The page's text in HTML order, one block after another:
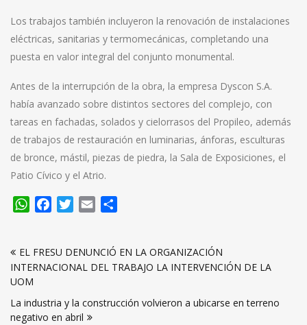
Los trabajos también incluyeron la renovación de instalaciones
eléctricas, sanitarias y termomecánicas, completando una
puesta en valor integral del conjunto monumental.
Antes de la interrupción de la obra, la empresa Dyscon S.A.
había avanzado sobre distintos sectores del complejo, con
tareas en fachadas, solados y cielorrasos del Propileo, además
de trabajos de restauración en luminarias, ánforas, esculturas
de bronce, mástil, piezas de piedra, la Sala de Exposiciones, el
Patio Cívico y el Atrio.
WhatsApp
FacebookTwitter
Email
de
entradas
EL FRESU DENUNCIÓ EN LA ORGANIZACIÓN
INTERNACIONAL DEL TRABAJO LA INTERVENCIÓN DE LA
UOM
La industria y la construcción volvieron a ubicarse en terreno
negativo en abril